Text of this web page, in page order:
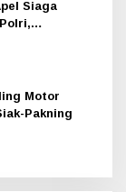
Siaga
Motor
Pakning